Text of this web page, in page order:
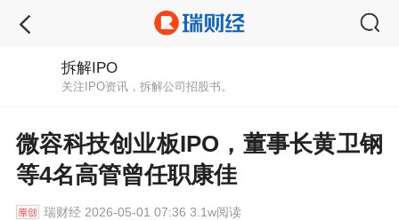
拆解IPO
关注IPO资讯，拆解公司招股书。
微容科技创业板IPO，董事长黄卫钢
等4名高管曾任职康佳
瑞财经2026-05-01 07:36 3.1w阅读